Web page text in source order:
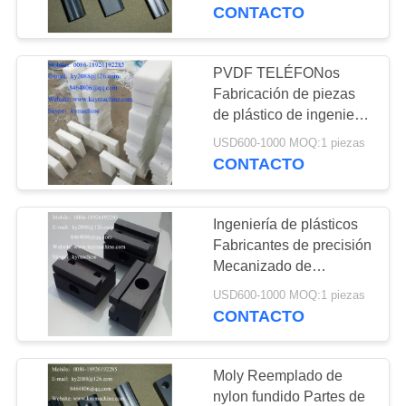
CONTROL
DE
CALIDAD
CONTACTO
NOTICIAS
SOLICITAR
UNA
COTIZACIÓN
MAPA
tornillos de
alimentación, los
tornillos de rodadur
Repuesto de
engranajes de nylon
Repuesto de
engranajes de
UHMWPE Repuesto
de engranajes POM
Repuesto
Cadenas de plástico
RS Cadenas de
plástico corta
Disulfuro de molibdeno
China
CONTACTO
PVDF TELÉFONos
Fabricación de piezas
de plástico de ingeniería
a medida
USD600-1000 MOQ:1 piezas
CONTACTO
Ingeniería de plásticos
Fabricantes de precisión
Mecanizado de
precisión CNC
Mecanizado de plásticos
USD600-1000 MOQ:1 piezas
CONTACTO
Moly Reemplado de
nylon fundido Partes de